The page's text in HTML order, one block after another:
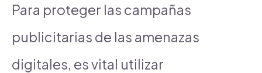
Para proteger las campañas
publicitarias de las amenazas
digitales, es vital utilizar